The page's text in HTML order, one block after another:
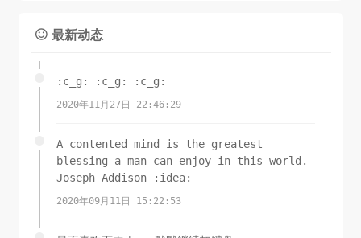
 最新动态
:c_g: :c_g: :c_g:
2020年11月27日 22:46:29
A contented mind is the greatest
blessing a man can enjoy in this world.-
Joseph Addison :idea:
2020年09月11日 15:22:53